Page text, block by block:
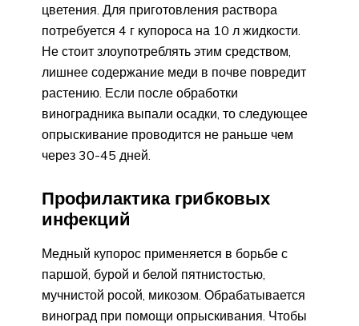
цветения. Для приготовления раствора
потребуется 4 г купороса на 10 л жидкости.
Не стоит злоупотреблять этим средством,
лишнее содержание меди в почве повредит
растению. Если после обработки
виноградника выпали осадки, то следующее
опрыскивание проводится не раньше чем
через 30-45 дней.
Профилактика грибковых
инфекций
Медный купорос применяется в борьбе с
паршой, бурой и белой пятнистостью,
мучнистой росой, микозом. Обрабатывается
виноград при помощи опрыскивания. Чтобы